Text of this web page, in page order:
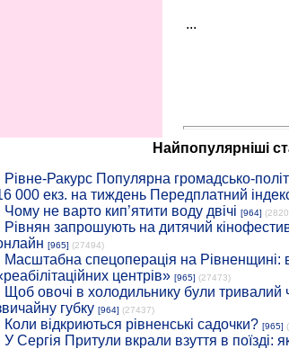
...
Найпопулярніші
Рiвне-Ракурс Популярна громадсько-
000 екз. на тиждень Передплатний
Чому не варто кип’ятити воду двічі [964]
Рівнян запрошують на дитячий
[965] (27494)
Масштабна спецоперація на Рівненщині:
центрів» [965] (27473)
Щоб овочі в холодильнику були тривалий
губку [964] (27437)
Коли відкриються рівненські садочки? [965]
У Сергія Притули вкрали взуття в поїзді: